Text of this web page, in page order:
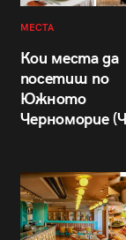
МЕСТА
Кои места да
посетиш по
Южното
Черноморие